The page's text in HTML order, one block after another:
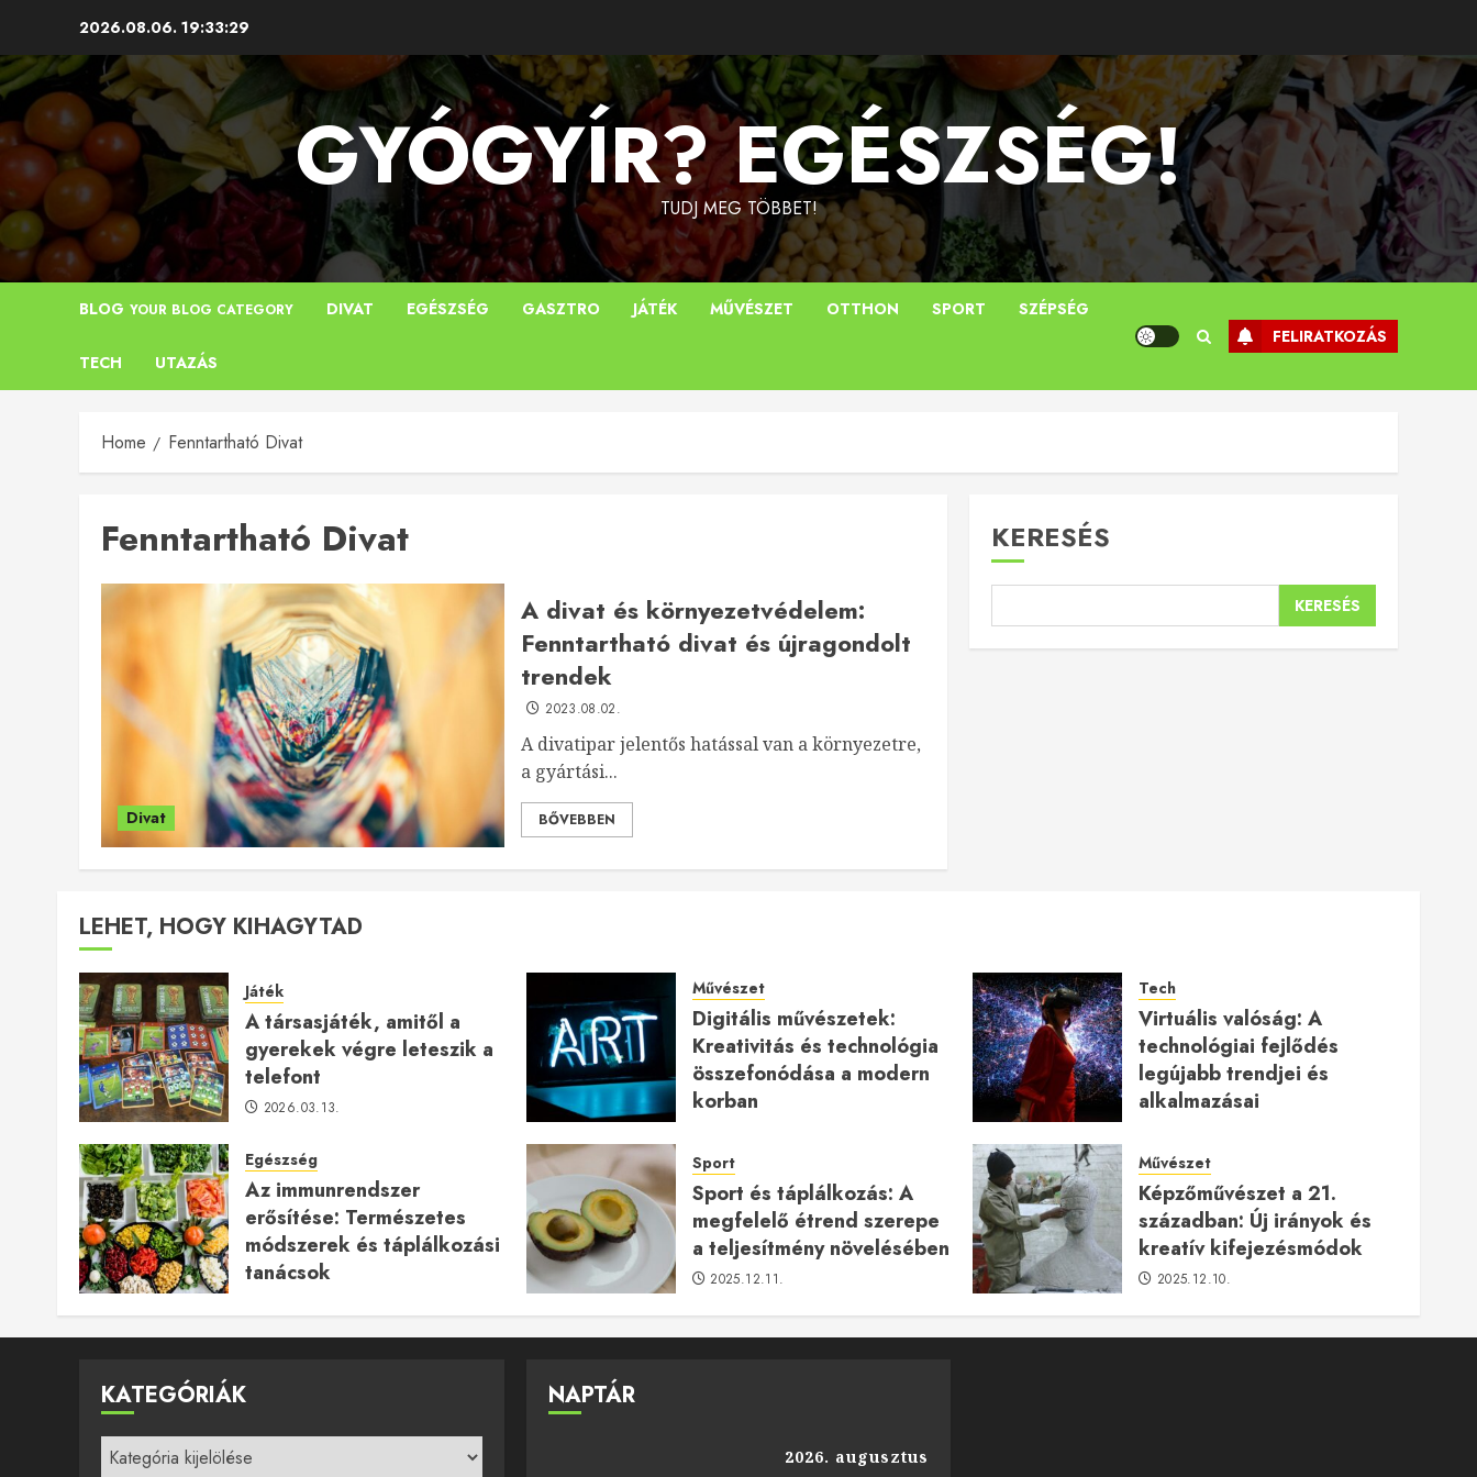
content
2026.08.06. 19:33:30
GYÓGYÍR? EGÉSZSÉG!
TUDJ MEG TÖBBET!
BLOG YOUR BLOG CATEGORY DIVAT EGÉSZSÉG GASZTRO JÁTÉK MŰVÉSZET OTTHON SPORT SZÉPSÉG
TECH UTAZÁS
FELIRATKOZÁS
Home Fenntartható Divat
Fenntartható Divat
Divat
A divat és környezetvédelem:
Fenntartható divat és újragondolt
trendek
2023.08.02.
A divatipar jelentős hatással van a környezetre,
a gyártási...
BŐVEBBEN
KERESÉS
KERESÉS
LEHET, HOGY KIHAGYTAD
Játék
A társasjáték, amitől a
gyerekek végre leteszik a
telefont
2026.03.13.
Művészet
Digitális művészetek:
Kreativitás és technológia
összefonódása a modern
korban
Tech
Virtuális valóság: A
technológiai fejlődés
legújabb trendjei és
alkalmazásai
Egészség
Az immunrendszer
erősítése: Természetes
módszerek és táplálkozási
tanácsok
Sport
Sport és táplálkozás: A
megfelelő étrend szerepe
a teljesítmény növelésében
2025.12.11.
Művészet
Képzőművészet a 21.
században: Új irányok és
kreatív kifejezésmódok
2025.12.10.
KATEGÓRIÁK
Kategóriák
NAPTÁR
2026. augusztus